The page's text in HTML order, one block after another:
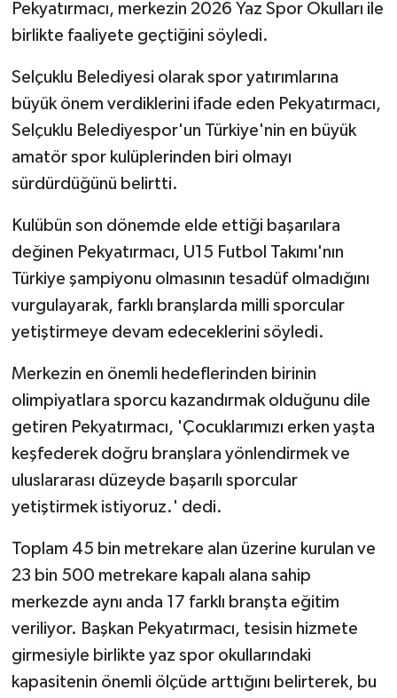
Pekyatırmacı, merkezin 2026 Yaz Spor Okulları ile
birlikte faaliyete geçtiğini söyledi.
Selçuklu Belediyesi olarak spor yatırımlarına
büyük önem verdiklerini ifade eden Pekyatırmacı,
Selçuklu Belediyespor'un Türkiye'nin en büyük
amatör spor kulüplerinden biri olmayı
sürdürdüğünü belirtti.
Kulübün son dönemde elde ettiği başarılara
değinen Pekyatırmacı, U15 Futbol Takımı'nın
Türkiye şampiyonu olmasının tesadüf olmadığını
vurgulayarak, farklı branşlarda milli sporcular
yetiştirmeye devam edeceklerini söyledi.
Merkezin en önemli hedeflerinden birinin
olimpiyatlara sporcu kazandırmak olduğunu dile
getiren Pekyatırmacı, 'Çocuklarımızı erken yaşta
keşfederek doğru branşlara yönlendirmek ve
uluslararası düzeyde başarılı sporcular
yetiştirmek istiyoruz.' dedi.
Toplam 45 bin metrekare alan üzerine kurulan ve
23 bin 500 metrekare kapalı alana sahip
merkezde aynı anda 17 farklı branşta eğitim
veriliyor. Başkan Pekyatırmacı, tesisin hizmete
girmesiyle birlikte yaz spor okullarındaki
kapasitenin önemli ölçüde arttığını belirterek, bu